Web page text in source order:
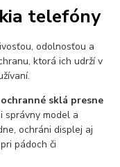
telefóny
odolnosťou a
ktorá ich udrží v
sklá presne
správny model a
ochráni displej aj
pádoch či